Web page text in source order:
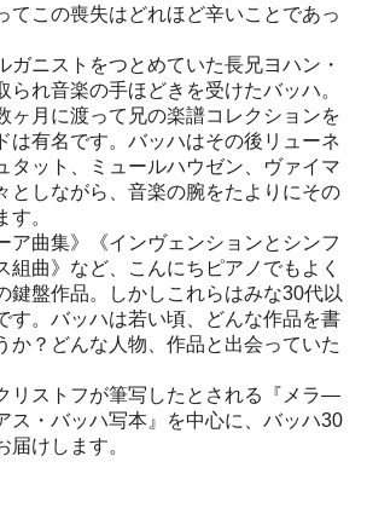
てこの喪失はどれほど辛いことであっ
ガニストをつとめていた長兄ヨハン・
られ音楽の手ほどきを受けたバッハ。
ヶ月に渡って兄の楽譜コレクションを
は有名です。バッハはその後リューネ
タット、ミュールハウゼン、ヴァイマ
しながら、音楽の腕をたよりにその
す。
ア曲集》《インヴェンションとシンフ
組曲》など、こんにちピアノでもよく
鍵盤作品。しかしこれらはみな30代以
す。バッハは若い頃、どんな作品を書
か？どんな人物、作品と出会っていた
リストフが筆写したとされる『メラ―
ス・バッハ写本』を中心に、バッハ30
届けします。